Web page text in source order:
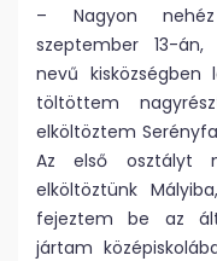
– Nagyon
szeptember 13-án,
nevű
töltöttem
elköltöztem
Az első osztályt
elköltöztünk
fejeztem be az
jártam